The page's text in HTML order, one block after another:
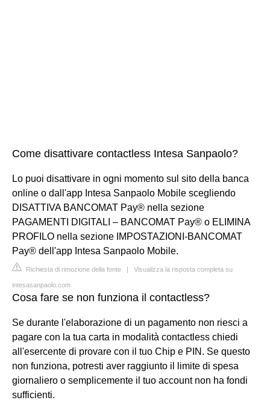
Come disattivare contactless Intesa Sanpaolo?
Lo puoi disattivare in ogni momento sul sito della banca
online o dall'app Intesa Sanpaolo Mobile scegliendo
DISATTIVA BANCOMAT Pay® nella sezione
PAGAMENTI DIGITALI – BANCOMAT Pay® o ELIMINA
PROFILO nella sezione IMPOSTAZIONI-BANCOMAT
Pay® dell'app Intesa Sanpaolo Mobile.
Richiesta di rimozione della fonte | Visualizza la risposta completa su
intesasanpaolo.com
Cosa fare se non funziona il contactless?
Se durante l'elaborazione di un pagamento non riesci a
pagare con la tua carta in modalità contactless chiedi
all'esercente di provare con il tuo Chip e PIN. Se questo
non funziona, potresti aver raggiunto il limite di spesa
giornaliero o semplicemente il tuo account non ha fondi
sufficienti.